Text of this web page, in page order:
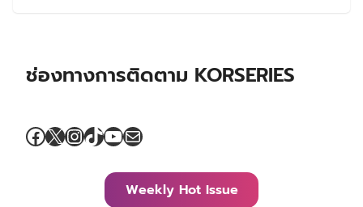
ช่องทางการติดตาม KORSERIES
Facebook
X Instagram
TikTok
YouTube
Mail
Weekly Hot Issue